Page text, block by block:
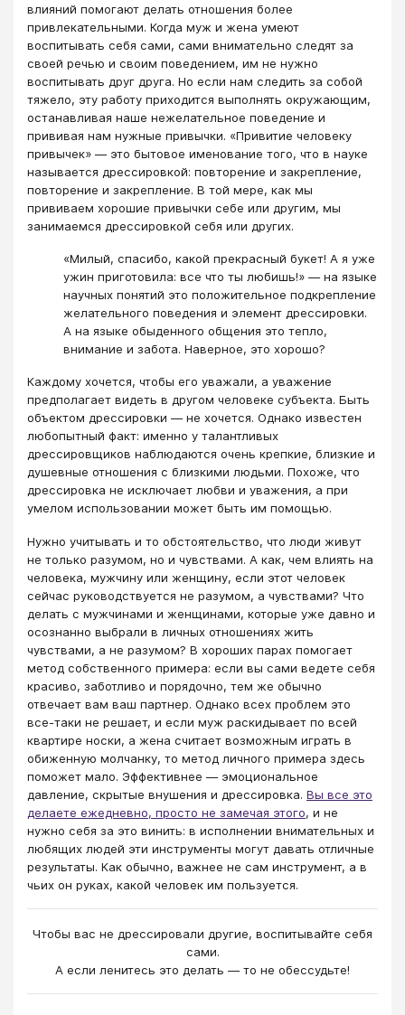
влияний помогают делать отношения более
привлекательными. Когда муж и жена умеют
воспитывать себя сами, сами внимательно следят за
своей речью и своим поведением, им не нужно
воспитывать друг друга. Но если нам следить за собой
тяжело, эту работу приходится выполнять окружающим,
останавливая наше нежелательное поведение и
прививая нам нужные привычки. «Привитие человеку
привычек» — это бытовое именование того, что в науке
называется дрессировкой: повторение и закрепление,
повторение и закрепление. В той мере, как мы
прививаем хорошие привычки себе или другим, мы
занимаемся дрессировкой себя или других.
«Милый, спасибо, какой прекрасный букет! А я уже
ужин приготовила: все что ты любишь!» — на языке
научных понятий это положительное подкрепление
желательного поведения и элемент дрессировки.
А на языке обыденного общения это тепло,
внимание и забота. Наверное, это хорошо?
Каждому хочется, чтобы его уважали, а уважение
предполагает видеть в другом человеке субъекта. Быть
объектом дрессировки — не хочется. Однако известен
любопытный факт: именно у талантливых
дрессировщиков наблюдаются очень крепкие, близкие и
душевные отношения с близкими людьми. Похоже, что
дрессировка не исключает любви и уважения, а при
умелом использовании может быть им помощью.
Нужно учитывать и то обстоятельство, что люди живут
не только разумом, но и чувствами. А как, чем влиять на
человека, мужчину или женщину, если этот человек
сейчас руководствуется не разумом, а чувствами? Что
делать с мужчинами и женщинами, которые уже давно и
осознанно выбрали в личных отношениях жить
чувствами, а не разумом? В хороших парах помогает
метод собственного примера: если вы сами ведете себя
красиво, заботливо и порядочно, тем же обычно
отвечает вам ваш партнер. Однако всех проблем это
все-таки не решает, и если муж раскидывает по всей
квартире носки, а жена считает возможным играть в
обиженную молчанку, то метод личного примера здесь
поможет мало. Эффективнее — эмоциональное
давление, скрытые внушения и дрессировка. Вы все это
делаете ежедневно, просто не замечая этого, и не
нужно себя за это винить: в исполнении внимательных и
любящих людей эти инструменты могут давать отличные
результаты. Как обычно, важнее не сам инструмент, а в
чьих он руках, какой человек им пользуется.
Чтобы вас не дрессировали другие, воспитывайте себя
сами.
А если ленитесь это делать — то не обессудьте!